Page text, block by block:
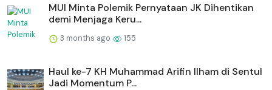
MUI Minta Polemik Pernyataan JK Dihentikan
demi Menjaga Keru...
3 months ago 155
Haul ke-7 KH Muhammad Arifin Ilham di Sentul
Jadi Momentum P...